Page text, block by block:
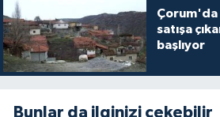
Çorum'da
satışa
başlıyor
Bunlar da ilginizi çekebilir